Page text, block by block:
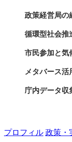
政策経営局の
循環型社会推
市民参加と気
メタバース
庁内データ収
指定管理者制
プロフィル 政策・